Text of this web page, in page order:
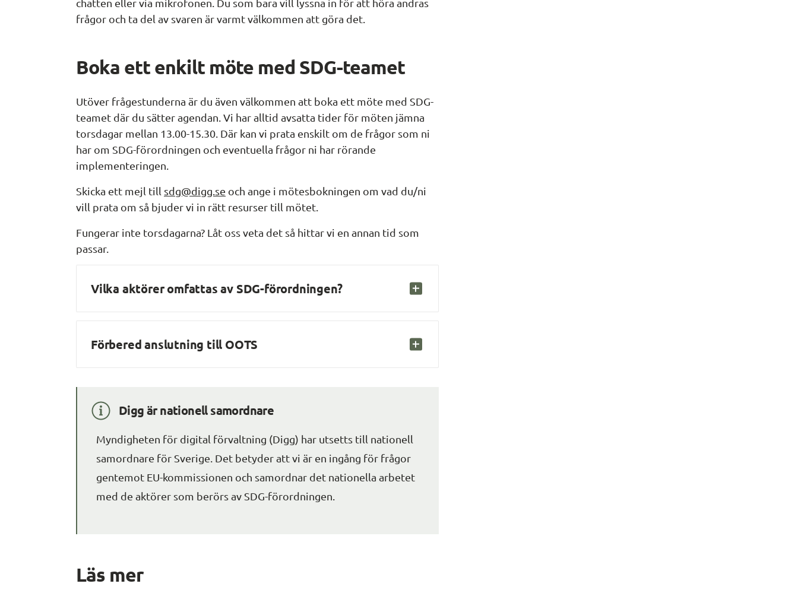
chatten eller via mikrofonen. Du som bara vill lyssna in för att höra andras
frågor och ta del av svaren är varmt välkommen att göra det.
Boka ett enkilt möte med SDG-teamet
Utöver frågestunderna är du även välkommen att boka ett möte med SDG-
teamet där du sätter agendan. Vi har alltid avsatta tider för möten jämna
torsdagar mellan 13.00-15.30. Där kan vi prata enskilt om de frågor som ni
har om SDG-förordningen och eventuella frågor ni har rörande
implementeringen.
Skicka ett mejl till sdg@digg.se och ange i mötesbokningen om vad du/ni
vill prata om så bjuder vi in rätt resurser till mötet.
Fungerar inte torsdagarna? Låt oss veta det så hittar vi en annan tid som
passar.
Vilka aktörer omfattas av SDG-förordningen?
Förbered anslutning till OOTS
Digg är nationell samordnare
Myndigheten för digital förvaltning (Digg) har utsetts till nationell
samordnare för Sverige. Det betyder att vi är en ingång för frågor
gentemot EU-kommissionen och samordnar det nationella arbetet
med de aktörer som berörs av SDG-förordningen.
Läs mer